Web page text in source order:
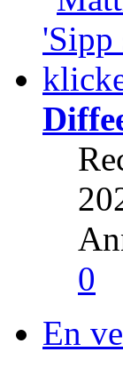
0
En